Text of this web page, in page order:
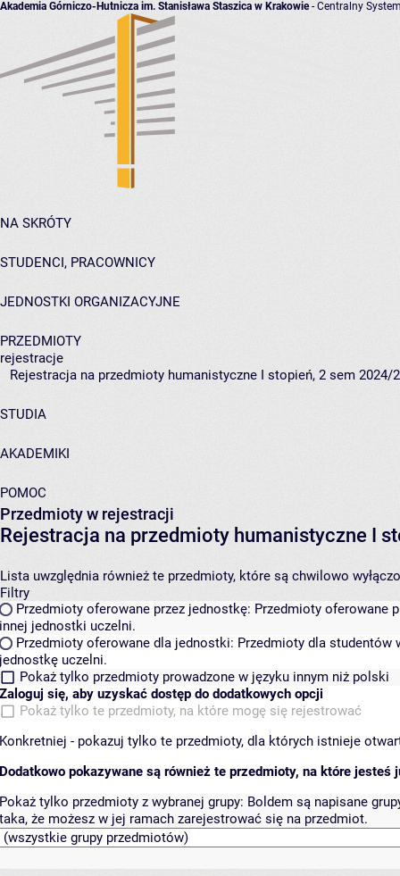
Akademia Górniczo-Hutnicza im. Stanisława Staszica w Krakowie- Centralny
NA SKRÓTY
STUDENCI, PRACOWNICY
JEDNOSTKI ORGANIZACYJNE
PRZEDMIOTY
rejestracje
Rejestracja na przedmioty humanistyczne I stopień, 2 sem 2024/
STUDIA
AKADEMIKI
POMOC
Przedmioty w rejestracji
Rejestracja na przedmioty humanistyczne I
Lista uwzględnia również te przedmioty, które są chwilowo
Filtry
Przedmioty oferowane przez jednostkę: Przedmioty oferowane
innej jednostki uczelni.
Przedmioty oferowane dla jednostki: Przedmioty dla studentów
jednostkę uczelni.
Pokaż tylko przedmioty prowadzone w języku innym niż polski
Zaloguj się, aby uzyskać dostęp do dodatkowych opcji
Pokaż tylko te przedmioty, na które mogę się rejestrować
Konkretniej - pokazuj tylko te przedmioty, dla których istnieje
Dodatkowo pokazywane są również te przedmioty, na które jesteś
Pokaż tylko przedmioty z wybranej grupy: Boldem są napisane
taka, że możesz w jej ramach zarejestrować się na przedmiot.